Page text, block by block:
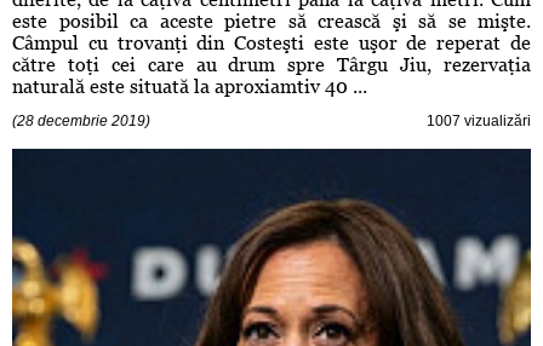
este posibil ca aceste pietre să crească şi să se mişte.
Câmpul cu trovanţi din Costeşti este uşor de reperat de
către toţi cei care au drum spre Târgu Jiu, rezervaţia
naturală este situată la aproxiamtiv 40 ...
(28 decembrie 2019) 1007 vizualizări